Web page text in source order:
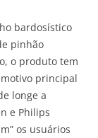
bardosístico
pinhão
o produto tem
principal
longe a
e Philips
os usuários